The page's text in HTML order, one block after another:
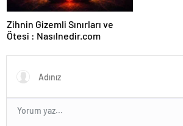
Zihnin Gizemli Sınırları ve
Ötesi : Nasılnedir.com